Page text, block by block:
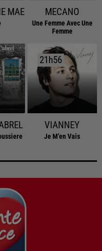
MAE MECANO
Une Femme Avec Une
Femme
21h56
21h56
VIANNEY
Je M'en Vais